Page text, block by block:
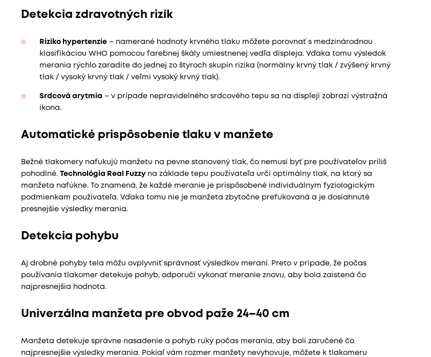
Detekcia zdravotných rizík
Riziko hypertenzie– namerané hodnoty krvného tlaku môžete porovnať s medzinárodnou
klasifikáciou WHO pomocou farebnej škály umiestnenej vedľa displeja. Vďaka tomu výsledok
merania rýchlo zaradíte do jednej zo štyroch skupín rizika (normálny krvný tlak / zvýšený krvný
tlak / vysoký krvný tlak / veľmi vysoký krvný tlak).
Srdcová arytmia – v prípade nepravidelného srdcového tepu sa na displeji zobrazí výstražná
ikona.
Automatické prispôsobenie tlaku v manžete
Bežné tlakomery nafukujú manžetu na pevne stanovený tlak, čo nemusí byť pre používateľov príliš
pohodlné. Technológia Real Fuzzy na základe tepu používateľa určí optimálny tlak, na ktorý sa
manžeta nafúkne. To znamená, že každé meranie je prispôsobené individuálnym fyziologickým
podmienkam používateľa. Vďaka tomu nie je manžeta zbytočne prefukovaná a je dosiahnuté
presnejšie výsledky merania.
Detekcia pohybu
Aj drobné pohyby tela môžu ovplyvniť správnosť výsledkov meraní. Preto v prípade, že počas
používania tlakomer detekuje pohyb, odporučí vykonať meranie znovu, aby bola zaistená čo
najpresnejšia hodnota.
Univerzálna manžeta pre obvod paže 24–40 cm
Manžeta detekuje správne nasadenie a pohyb ruky počas merania, aby boli zaručené čo
najpresnejšie výsledky merania. Pokiaľ vám rozmer manžety nevyhovuje, môžete k tlakomeru